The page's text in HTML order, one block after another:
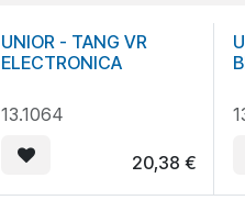
NIET MEER LEVERBAAR
UNIOR - TANG VR
ELECTRONICA
13.1064
20,38 €